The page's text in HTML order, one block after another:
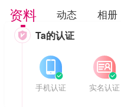
资料 动态 相册
 Ta的认证


手机认证


实名认证